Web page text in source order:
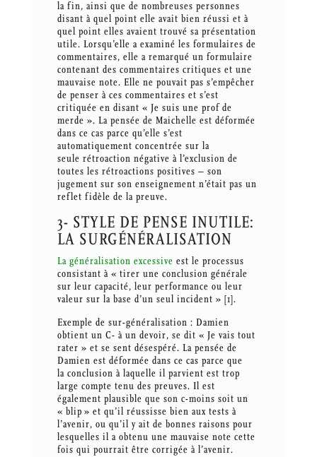
la fin, ainsi que de nombreuses personnes
disant à quel point elle avait bien réussi et à
quel point elles avaient trouvé sa présentation
utile. Lorsqu’elle a examiné les formulaires de
commentaires, elle a remarqué un formulaire
contenant des commentaires critiques et une
mauvaise note. Elle ne pouvait pas s’empêcher
de penser à ces commentaires et s’est
critiquée en disant « Je suis une prof de
merde ». La pensée de Maichelle est déformée
dans ce cas parce qu’elle s’est
automatiquement concentrée sur la
seule rétroaction négative à l’exclusion de
toutes les rétroactions positives – son
jugement sur son enseignement n’était pas un
reflet fidèle de la preuve.
3- STYLE DE PENSE INUTILE:
LA SURGÉNÉRALISATION
La généralisation excessive est le processus
consistant à « tirer une conclusion générale
sur leur capacité, leur performance ou leur
valeur sur la base d’un seul incident » [1].
Exemple de sur-généralisation : Damien
obtient un C- à un devoir, se dit « Je vais tout
rater » et se sent désespéré. La pensée de
Damien est déformée dans ce cas parce que
la conclusion à laquelle il parvient est trop
large compte tenu des preuves. Il est
également plausible que son c-moins soit un
« blip » et qu’il réussisse bien aux tests à
l’avenir, ou qu’il y ait de bonnes raisons pour
lesquelles il a obtenu une mauvaise note cette
fois qui pourrait être corrigée à l’avenir.